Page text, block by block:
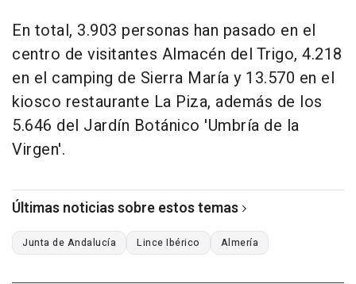
En total, 3.903 personas han pasado en el
centro de visitantes Almacén del Trigo, 4.218
en el camping de Sierra María y 13.570 en el
kiosco restaurante La Piza, además de los
5.646 del Jardín Botánico 'Umbría de la
Virgen'.
Últimas noticias sobre estos temas
Junta de Andalucía Lince Ibérico Almería